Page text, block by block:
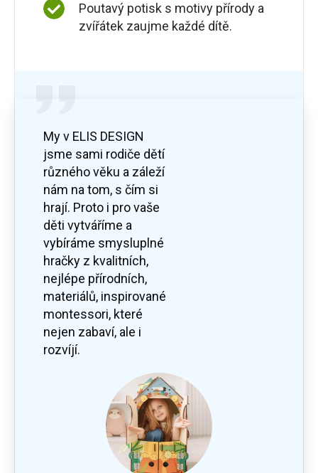
Poutavý potisk s motivy přírody a
zvířátek zaujme každé dítě.
My v ELIS DESIGN
jsme sami rodiče dětí
různého věku a záleží
nám na tom, s čím si
hrají. Proto i pro vaše
děti vytváříme a
vybíráme smysluplné
hračky z kvalitních,
nejlépe přírodních,
materiálů, inspirované
montessori, které
nejen zabaví, ale i
rozvíjí.